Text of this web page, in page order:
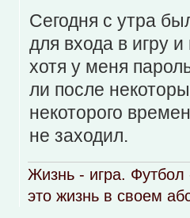
Сегодня с утра
для входа в игру
хотя у меня
ли после
некоторого
не заходил.
Жизнь - игра.
это жизнь в своем